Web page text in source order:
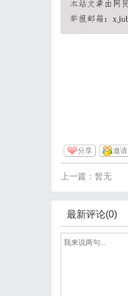
分享 邀请
上一篇：暂无
最新评论(0)